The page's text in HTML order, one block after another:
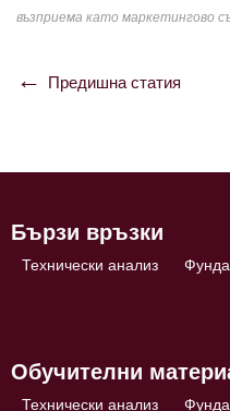
възприема като маркетингово
Навигация
Предишна статия
Бързи връзки
Технически анализ
Обучителни
Технически анализ